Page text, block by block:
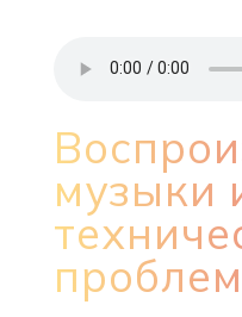
музыки